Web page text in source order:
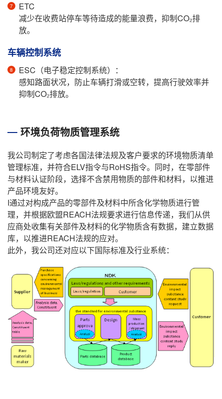
ETC
减少在收费站停车等待造成的能量浪费，抑制CO₂排
放。
车辆控制系统
ESC（电子稳定控制系统）：
感知路面状况，防止车辆打滑或空转，提高行驶效率并
抑制CO₂排放。
环境负荷物质管理系统
我公司制定了考虑各国法律法规及客户要求的环境物质清单
管理标准，并符合ELV指令与RoHS指令。同时，在零部件
与材料认证阶段，选择不含禁用物质的部件和材料，以推进
产品环境友好。
I通过对构成产品的零部件及材料中所含化学物质进行管
理，并根据欧盟REACH法规要求进行信息传递，我们从供
应商处收集有关部件及材料的化学物质含有数据，建立数据
库，以推进REACH法规的应对。
此外，我公司还对应以下国际标准及行业系统：